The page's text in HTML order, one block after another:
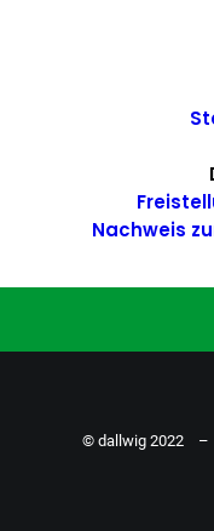
Nachweis
Du hast
Action.
ZU DEN
© dallwig 2022 –